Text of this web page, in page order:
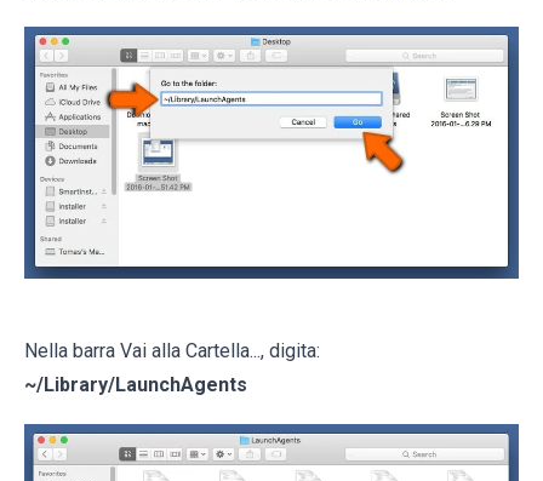
Nella barra Vai alla Cartella..., digita:
~/Library/LaunchAgents